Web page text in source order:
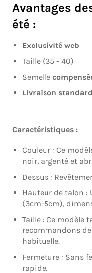
Avantages
été :
Exclusivité web
Taille (35 - 40)
Semelle
Livraison standard
Caractéristiques :
Couleur : Ce
noir, argenté et
Dessus :
Hauteur de talon :
(3cm-5cm),
Taille : Ce modèle
recommandons
habituelle.
Fermeture : Sans
rapide.